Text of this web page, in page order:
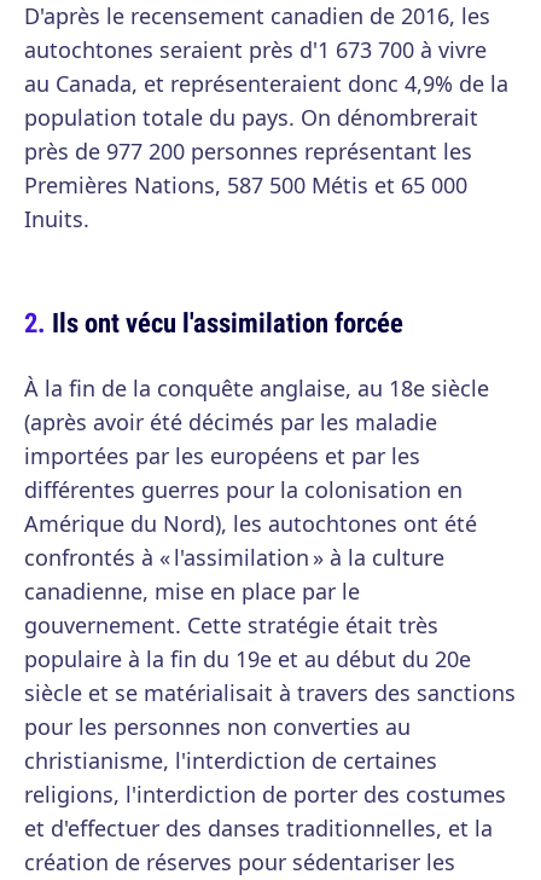
D'après le recensement canadien de 2016, les
autochtones seraient près d'1 673 700 à vivre
au Canada, et représenteraient donc 4,9% de la
population totale du pays. On dénombrerait
près de 977 200 personnes représentant les
Premières Nations, 587 500 Métis et 65 000
Inuits.
Ils ont vécu l'assimilation forcée
À la fin de la conquête anglaise, au 18e siècle
(après avoir été décimés par les maladie
importées par les européens et par les
différentes guerres pour la colonisation en
Amérique du Nord), les autochtones ont été
confrontés à « l'assimilation » à la culture
canadienne, mise en place par le
gouvernement. Cette stratégie était très
populaire à la fin du 19e et au début du 20e
siècle et se matérialisait à travers des sanctions
pour les personnes non converties au
christianisme, l'interdiction de certaines
religions, l'interdiction de porter des costumes
et d'effectuer des danses traditionnelles, et la
création de réserves pour sédentariser les